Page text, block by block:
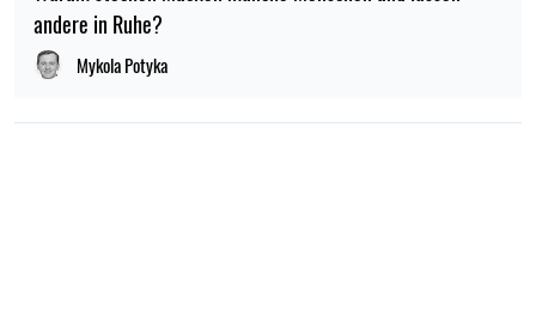
andere in Ruhe?
Mykola Potyka